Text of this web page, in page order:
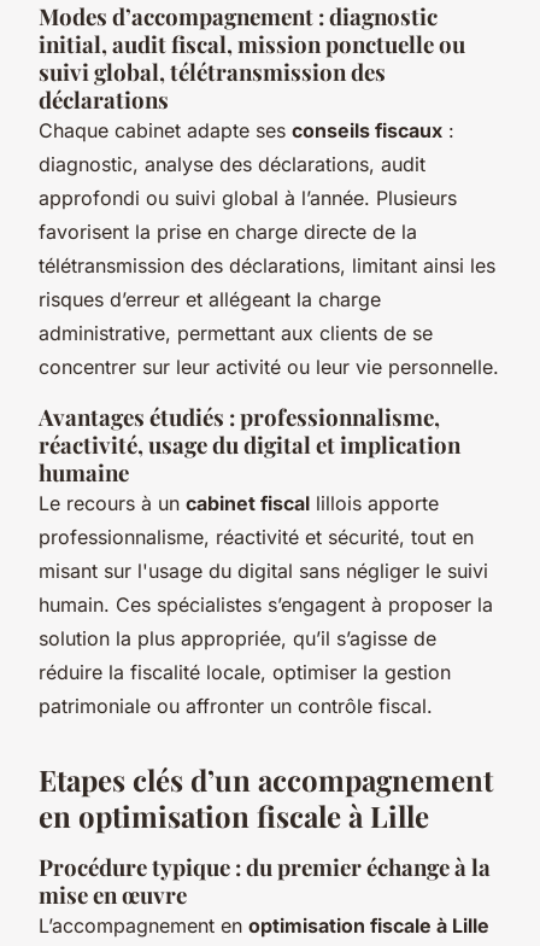
Modes d’accompagnement : diagnostic
initial, audit fiscal, mission ponctuelle ou
suivi global, télétransmission des
déclarations
Chaque cabinet adapte ses conseils fiscaux :
diagnostic, analyse des déclarations, audit
approfondi ou suivi global à l’année. Plusieurs
favorisent la prise en charge directe de la
télétransmission des déclarations, limitant ainsi les
risques d’erreur et allégeant la charge
administrative, permettant aux clients de se
concentrer sur leur activité ou leur vie personnelle.
Avantages étudiés : professionnalisme,
réactivité, usage du digital et implication
humaine
Le recours à un cabinet fiscal lillois apporte
professionnalisme, réactivité et sécurité, tout en
misant sur l'usage du digital sans négliger le suivi
humain. Ces spécialistes s’engagent à proposer la
solution la plus appropriée, qu’il s’agisse de
réduire la fiscalité locale, optimiser la gestion
patrimoniale ou affronter un contrôle fiscal.
Etapes clés d’un accompagnement
en optimisation fiscale à Lille
Procédure typique : du premier échange à la
mise en œuvre
L’accompagnement en optimisation fiscale à Lille